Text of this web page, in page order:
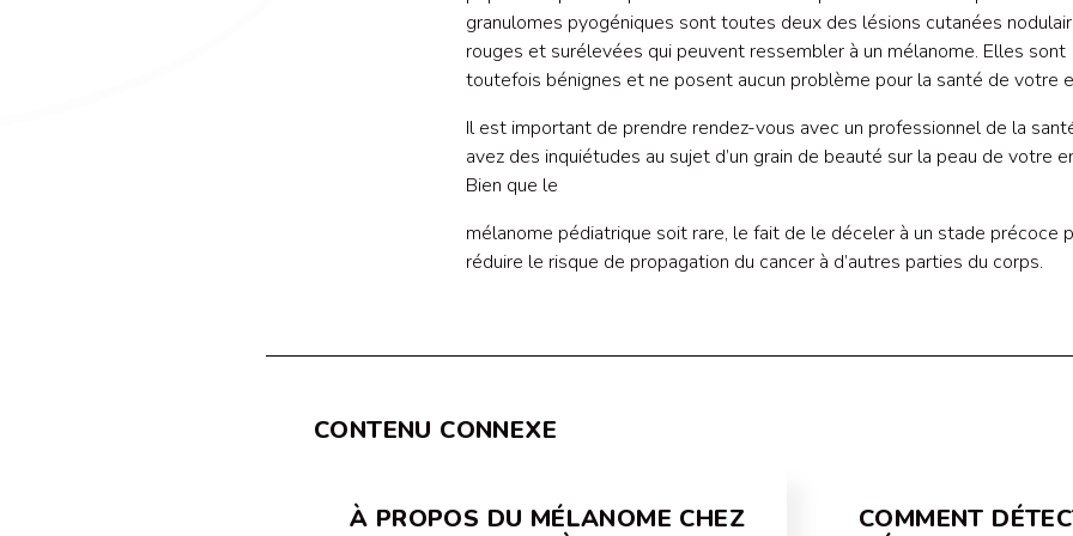
granulomes pyogéniques sont toutes deux des lésions cutanées
rouges et surélevées qui peuvent ressembler à un mélanome. Elles sont
toutefois bénignes et ne posent aucun problème pour la santé de votre
Il est important de prendre rendez-vous avec un professionnel de la
avez des inquiétudes au sujet d’un grain de beauté sur la peau de votre
Bien que le
mélanome pédiatrique soit rare, le fait de le déceler à un stade précoce
réduire le risque de propagation du cancer à d’autres parties du corps.
CONTENU CONNEXE
À PROPOS DU MÉLANOME CHEZ
COMMENT